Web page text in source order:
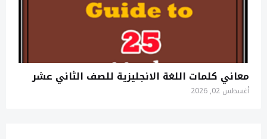
معاني كلمات اللغة الانجليزية للصف الثاني عشر
أغسطس 02, 2026